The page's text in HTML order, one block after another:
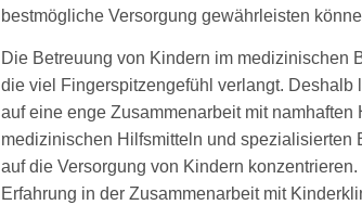
bestmögliche Versorgung gewährleisten
Die Betreuung von Kindern im medizinischen
die viel Fingerspitzengefühl verlangt. Deshalb
auf eine enge Zusammenarbeit mit namhaften
medizinischen Hilfsmitteln und spezialisierten
auf die Versorgung von Kindern
Erfahrung in der Zusammenarbeit mit